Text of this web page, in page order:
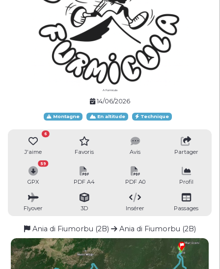
A Furmicula
14/06/2026
Montagne En altitude Technique
J'aime
6
Favoris Avis Partager
GPX
59
PDF A4 PDF A0 Profil
Flyover 3D Insérer Passages
Ania di Fiumorbu (2B) Ania di Fiumorbu (2B)